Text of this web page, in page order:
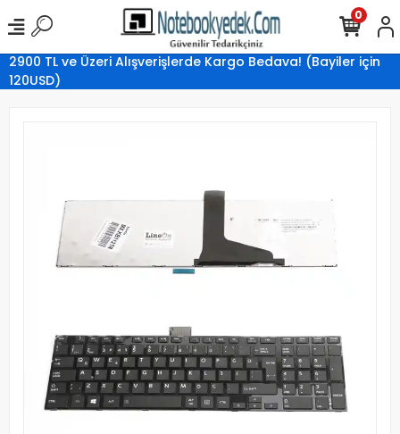
2900 TL ve Üzeri Alışverişlerde Kargo Bedava! (Bayiler için
120USD)
0